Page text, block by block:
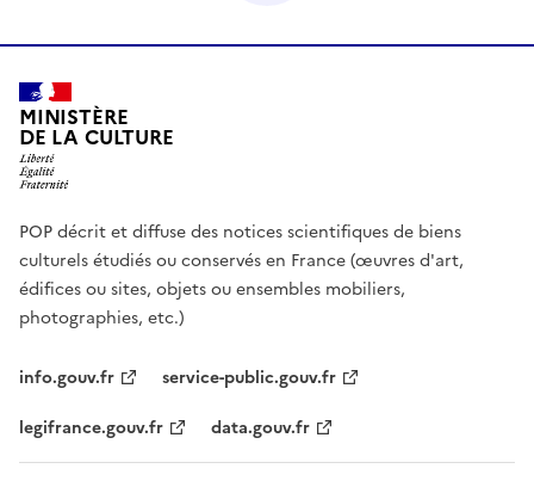
MINISTÈRE
DE LA CULTURE
POP décrit et diffuse des notices scientifiques de biens
culturels étudiés ou conservés en France (œuvres d'art,
édifices ou sites, objets ou ensembles mobiliers,
photographies, etc.)
info.gouv.fr
service-public.gouv.fr
legifrance.gouv.fr
data.gouv.fr